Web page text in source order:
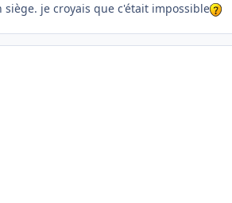
je croyais que c'était impossible